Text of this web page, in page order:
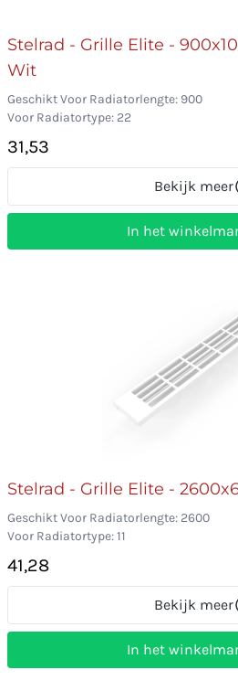
Stelrad - Grille Elite -
Wit
Geschikt Voor Radiatorlengte: 900
Voor Radiatortype: 22
31,53
Bekijk meer
In het
Stelrad - Grille Elite -
Geschikt Voor Radiatorlengte: 2600
Voor Radiatortype: 11
41,28
Bekijk meer
In het